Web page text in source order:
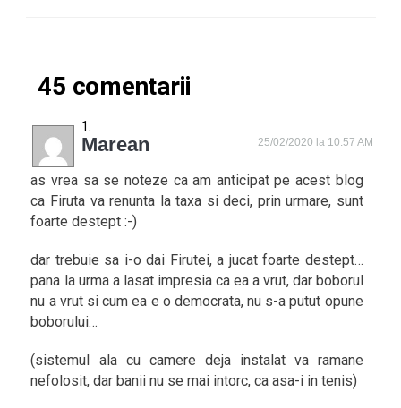
45 comentarii
Marean 25/02/2020 la 10:57 AM
as vrea sa se noteze ca am anticipat pe acest blog
ca Firuta va renunta la taxa si deci, prin urmare, sunt
foarte destept :-)
dar trebuie sa i-o dai Firutei, a jucat foarte destept…
pana la urma a lasat impresia ca ea a vrut, dar boborul
nu a vrut si cum ea e o democrata, nu s-a putut opune
boborului…
(sistemul ala cu camere deja instalat va ramane
nefolosit, dar banii nu se mai intorc, ca asa-i in tenis)